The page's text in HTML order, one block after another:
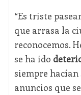
“Es triste
que arrasa la
reconocemos.
se ha ido
siempre hacían
anuncios que